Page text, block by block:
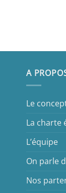
A
Le
La charte
L’équipe
On parle
Nos